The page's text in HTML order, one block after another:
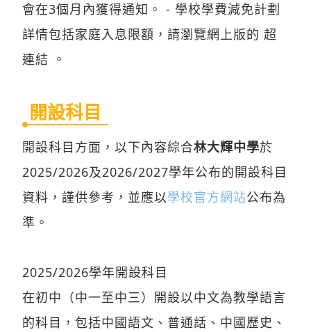
會在3個月內獲得通知。 - 學校學費減免計劃
詳情包括家庭入息限額，請瀏覽網上版的 超
連結 。
開設科目
開設科目方面，以下內容綜合林大輝中學於
2025/2026及2026/2027學年公布的開設科目
資料，謹供參考，並應以學校官方網站公布為
準。
2025/2026學年開設科目
在初中（中一至中三）開設以中文為教學語言
的科目，包括中國語文、普通話、中國歷史、